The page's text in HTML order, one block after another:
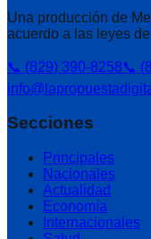
Una producción de
acuerdo a las leyes
📞 (829) 390-8258📞
Secciones
Principales
Nacionales
Actualidad
Economía
Internacionales